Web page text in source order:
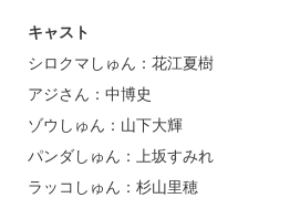
キャスト
シロクマしゅん：花江夏樹
アジさん：中博史
ゾウしゅん：山下大輝
パンダしゅん：上坂すみれ
ラッコしゅん：杉山里穂